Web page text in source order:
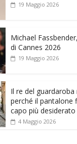
19 Maggio 2026
Michael
di Cannes 2026
19 Maggio 2026
Il re del guardaroba
perché il pantalone
capo più desiderato
4 Maggio 2026